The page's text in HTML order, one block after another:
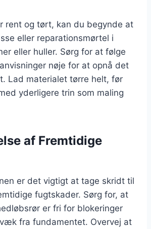
rent og tørt, kan du begynde at
eller reparationsmørtel i
eller huller. Sørg for at følge
nøje for at opnå det
Lad materialet tørre helt, før
yderligere trin som maling
af Fremtidige
er det vigtigt at tage skridt til
fugtskader. Sørg for, at
er fri for blokeringer
fra fundamentet. Overvej at